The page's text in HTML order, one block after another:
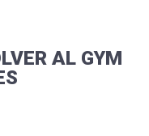
AL GYM